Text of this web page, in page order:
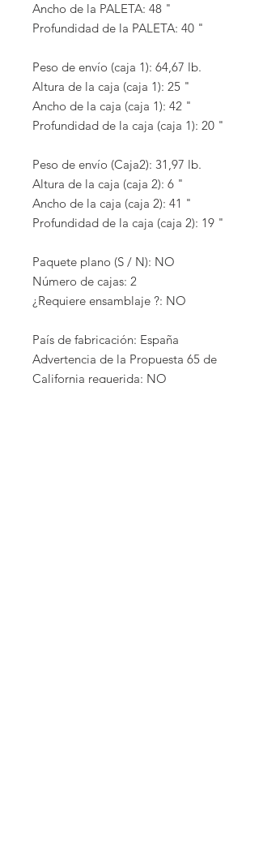
Ancho de la PALETA: 48 "
Profundidad de la PALETA: 40 "
Peso de envío (caja 1): 64,67 lb.
Altura de la caja (caja 1): 25 "
Ancho de la caja (caja 1): 42 "
Profundidad de la caja (caja 1): 20 "
Peso de envío (Caja2): 31,97 lb.
Altura de la caja (caja 2): 6 "
Ancho de la caja (caja 2): 41 "
Profundidad de la caja (caja 2): 19 "
Paquete plano (S / N): NO
Número de cajas: 2
¿Requiere ensamblaje ?: NO
País de fabricación: España
Advertencia de la Propuesta 65 de
California requerida: NO